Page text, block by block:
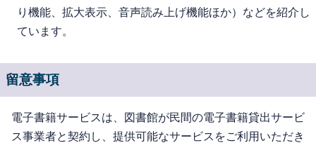
り機能、拡大表示、音声読み上げ機能ほか）などを紹介し
ています。
留意事項
電子書籍サービスは、図書館が民間の電子書籍貸出サービ
ス事業者と契約し、提供可能なサービスをご利用いただき